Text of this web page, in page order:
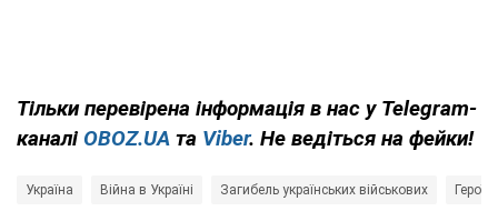
Тільки перевірена інформація в нас у Telegram-
каналі OBOZ.UA та Viber. Не ведіться на фейки!
Україна Війна в Україні Загибель українських військових Герої